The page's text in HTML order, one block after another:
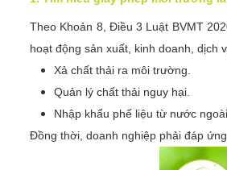
Theo Khoản 8, Điều 3 Luật BVMT
hoạt động sản xuất, kinh doanh, dịch
Xả chất thải ra môi trường.
Quản lý chất thải nguy hại.
Nhập khẩu phế liệu từ nước
Đồng thời, doanh nghiệp phải đáp